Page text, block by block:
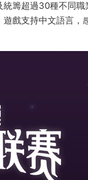
統籌超過30種不同職
戲支持中文語言，